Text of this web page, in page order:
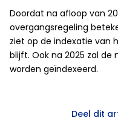
Doordat na afloop van
overgangsregeling
ziet op de indexatie van
blijft. Ook na 2025 zal de
worden geïndexeerd.
Deel dit